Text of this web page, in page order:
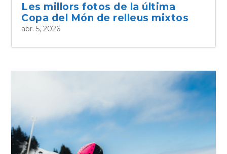
Les millors fotos de la última
Copa del Món de relleus mixtos
abr. 5, 2026